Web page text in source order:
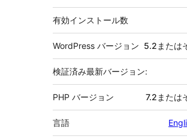
有効インストール数
WordPress バージョン 5.2または
検証済み最新バージョン:
PHP バージョン 7.2または
言語